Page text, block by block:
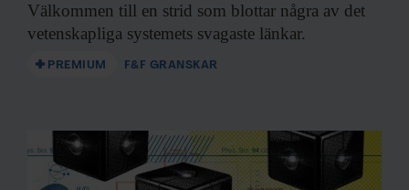
Välkommen till en strid som blottar några av det
vetenskapliga systemets svagaste länkar.
PREMIUM F&F GRANSKAR